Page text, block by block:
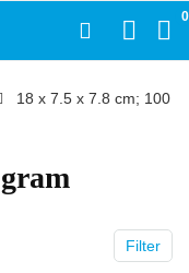
0
‎18 x 7.5 x 7.8 cm; 100
Filter